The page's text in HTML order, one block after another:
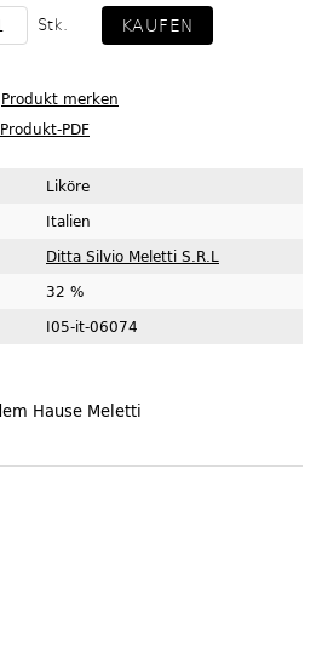
Stk.
Produkt-PDF
Liköre
Italien
Ditta Silvio Meletti S.R.L
32 %
I05-it-06074
Hause Meletti